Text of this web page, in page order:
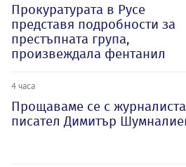
Прокуратурата в Русе
представя подробности за
престъпната група,
произвеждала фентанил
4 часа
Прощаваме се с
писател Димитър